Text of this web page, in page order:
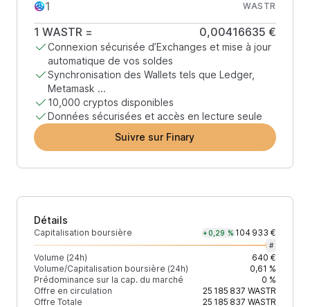
WASTR
1 WASTR = 0,00416635 €
Connexion sécurisée d’Exchanges et mise à jour
automatique de vos soldes
Synchronisation des Wallets tels que Ledger,
Metamask ...
10,000 cryptos disponibles
Données sécurisées et accès en lecture seule
Suivre sur Finary
Détails
Capitalisation boursière +0,29 % 104 933 €
#
Volume (24h)
640 €
Volume/Capitalisation boursière (24h)
0,61 %
Prédominance sur la cap. du marché
0 %
Offre en circulation
25 185 837 WASTR
Offre Totale
25 185 837 WASTR